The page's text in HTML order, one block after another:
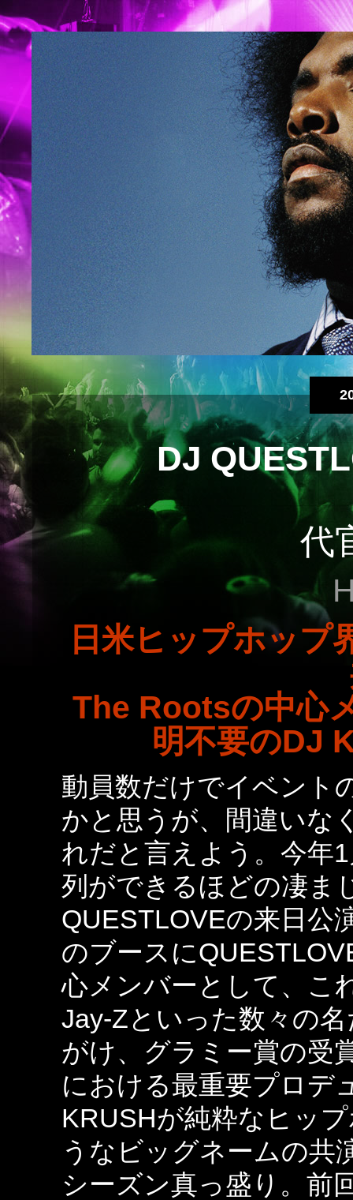
DJ
代
日米ヒップホップ
The Rootsの中心
明不要のDJ
動員数だけでイベント
かと思うが、間違いな
れだと言えよう。今年
列ができるほどの凄ま
QUESTLOVEの来日公
のブースに
心メンバーとして、こ
Jay-Zといった数々の
がけ、グラミー賞の受
における最重要プロデ
KRUSHが純粋なヒッ
うなビッグネームの共
シーズン真っ盛り。前